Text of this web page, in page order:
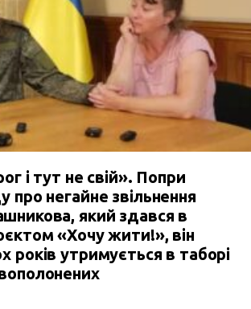
і тут не свій». Попри
про негайне звільнення
який здався в
«Хочу жити!», він
років утримується в таборі